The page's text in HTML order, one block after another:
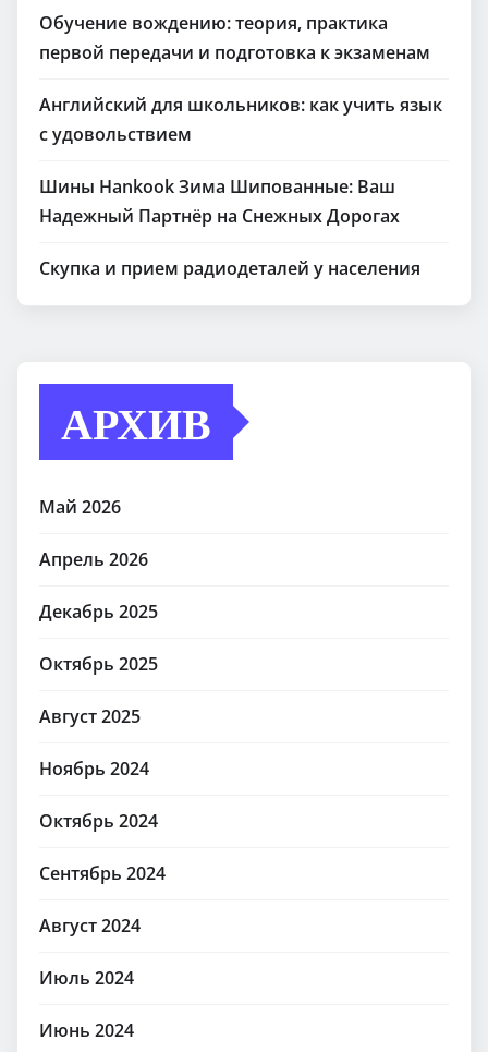
Обучение вождению: теория, практика
первой передачи и подготовка к экзаменам
Английский для школьников: как учить язык
с удовольствием
Шины Hankook Зима Шипованные: Ваш
Надежный Партнёр на Снежных Дорогах
Скупка и прием радиодеталей у населения
АРХИВ
Май 2026
Апрель 2026
Декабрь 2025
Октябрь 2025
Август 2025
Ноябрь 2024
Октябрь 2024
Сентябрь 2024
Август 2024
Июль 2024
Июнь 2024